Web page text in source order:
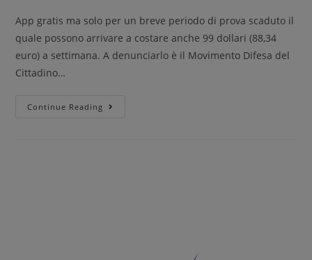
App gratis ma solo per un breve periodo di prova scaduto il
quale possono arrivare a costare anche 99 dollari (88,34
euro) a settimana. A denunciarlo è il Movimento Difesa del
Cittadino…
Continue Reading